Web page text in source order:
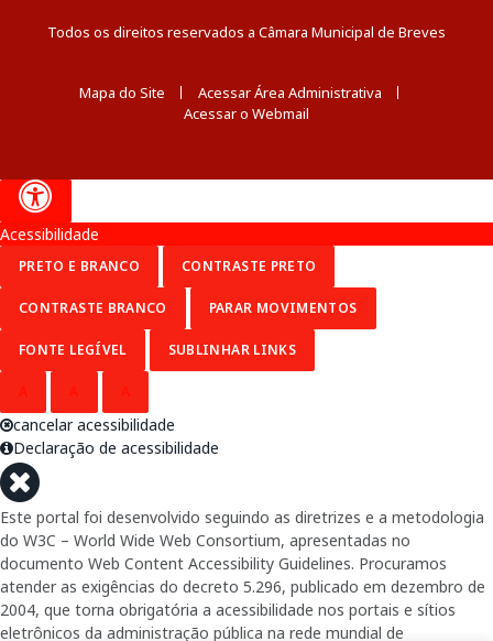
Todos os direitos reservados a Câmara Municipal de Breves
Mapa do Site
Acessar Área Administrativa
Acessar o Webmail
Acessibilidade
PRETO E BRANCO CONTRASTE PRETO
CONTRASTE BRANCO PARAR MOVIMENTOS
FONTE LEGÍVEL SUBLINHAR LINKS
cancelar acessibilidade
Declaração de acessibilidade
Este portal foi desenvolvido seguindo as diretrizes e a metodologia
do W3C – World Wide Web Consortium, apresentadas no
documento Web Content Accessibility Guidelines. Procuramos
atender as exigências do decreto 5.296, publicado em dezembro de
2004, que torna obrigatória a acessibilidade nos portais e sítios
eletrônicos da administração pública na rede mundial de